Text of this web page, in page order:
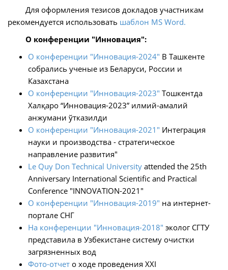
Для оформления тезисов докладов участникам
рекомендуется использовать шаблон MS Word.
О конференции "Инновация":
О конференции "Инновация-2024" В Ташкенте
собрались ученые из Беларуси, России и
Казахстана
О конференции "Инновация-2023" Тошкентда
Халқаро “Инновация-2023” илмий-амалий
анжумани ўтказилди
О конференции "Инновация-2021" Интеграция
науки и производства - стратегическое
направление развития"
Le Quy Don Technical University attended the 25th
Anniversary International Scientific and Practical
Conference "INNOVATION-2021"
О конференции "Инновация-2019" на интернет-
портале СНГ
На конференции "Инновация-2018" эколог СГТУ
представила в Узбекистане систему очистки
загрязненных вод
Фото-отчет о ходе проведения XXI